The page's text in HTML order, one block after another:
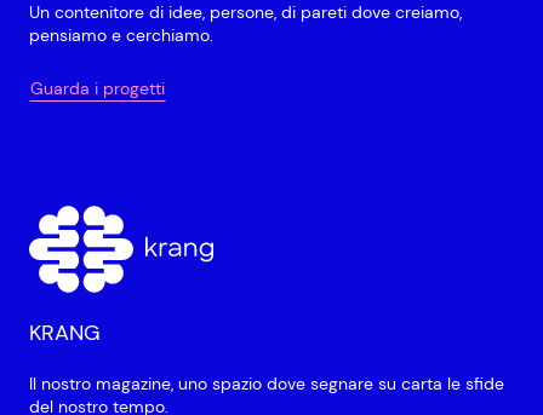
Un contenitore di idee, persone, di pareti dove creiamo,
pensiamo e cerchiamo.
Guarda i progetti
KRANG
Il nostro magazine, uno spazio dove segnare su carta le sfide
del nostro tempo.